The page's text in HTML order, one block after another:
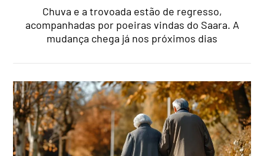
Chuva e a trovoada estão de regresso,
acompanhadas por poeiras vindas do Saara. A
mudança chega já nos próximos dias